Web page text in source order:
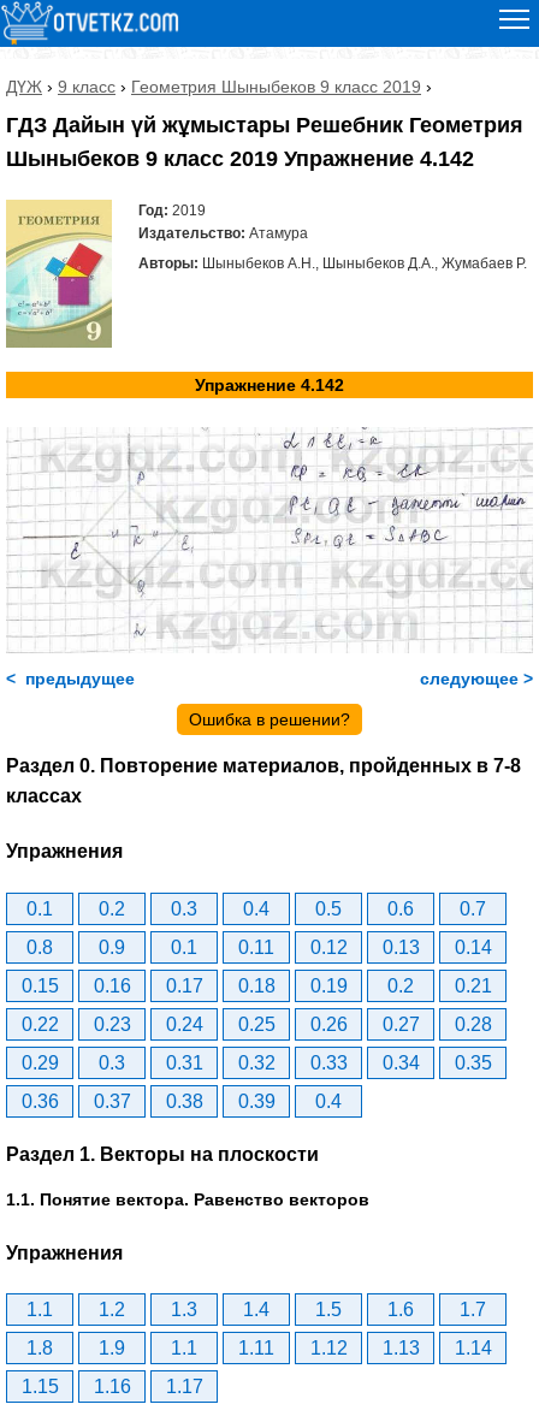
ДҮЖ › 9 класс › Геометрия Шыныбеков 9 класс 2019 ›
ГДЗ Дайын үй жұмыстары Решебник Геометрия
Шыныбеков 9 класс 2019 Упражнение 4.142
Год: 2019
Издательство: Атамура
Авторы: Шыныбеков А.Н., Шыныбеков Д.А., Жумабаев Р.
Упражнение 4.142
< предыдущее следующее >
Ошибка в решении?
Раздел 0. Повторение материалов, пройденных в 7-8
классах
Упражнения
0.1 0.2 0.3 0.4 0.5 0.6
0.7
0.8
0.9 0.1 0.11 0.12 0.13
0.14
0.15
0.16 0.17 0.18 0.19 0.2
0.21
0.22
0.23 0.24 0.25 0.26 0.27
0.28
0.29
0.3 0.31 0.32 0.33 0.34
0.35
0.36
0.37 0.38 0.39 0.4
Раздел 1. Векторы на плоскости
1.1. Понятие вектора. Равенство векторов
Упражнения
1.1 1.2 1.3 1.4 1.5 1.6
1.7
1.8
1.9 1.1 1.11 1.12 1.13
1.14
1.15
1.16 1.17